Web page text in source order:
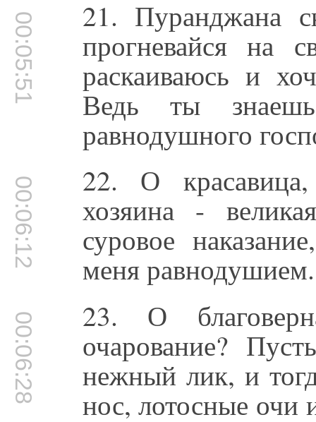
00:05:51 21. Пуранджана
прогневайся на
раскаиваюсь и
Ведь ты
равнодушного
00:06:12 22. О
хозяина -
суровое
меня равнодушием.
00:06:28 23. О
очарование?
нежный лик, и
нос, лотосные